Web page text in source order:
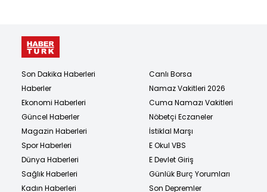
Son Dakika Haberleri
Haberler
Ekonomi Haberleri
Güncel Haberler
Magazin Haberleri
Spor Haberleri
Dünya Haberleri
Sağlık Haberleri
Kadın Haberleri
Canlı Borsa
Namaz Vakitleri 2026
Cuma Namazı Vakitleri
Nöbetçi Eczaneler
İstiklal Marşı
E Okul VBS
E Devlet Giriş
Günlük Burç Yorumları
Son Depremler